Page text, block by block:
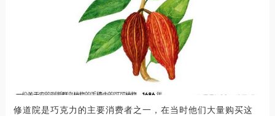
修道院是巧克力的主要消费者之一，在当时他们大量购买这